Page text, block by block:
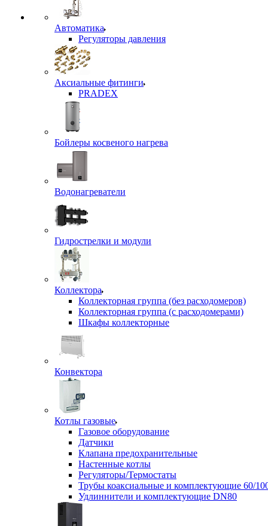
Автоматика
Регуляторы давления
Аксиальные фитинги
PRADEX
Бойлеры косвеного нагрева
Водонагреватели
Гидрострелки и модули
Коллектора
Коллекторная группа (без расходомеров)
Коллекторная группа (с расходомерами)
Шкафы коллекторные
Конвектора
Котлы газовые
Газовое оборудование
Датчики
Клапана предохранительные
Настенные котлы
Регуляторы/Термостаты
Трубы коаксиальные и комплектующие 60/
Удлиннители и комплектующие DN80